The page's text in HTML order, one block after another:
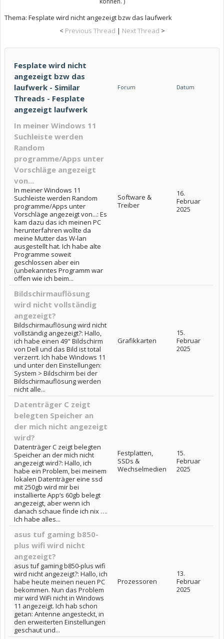
Thema: Fesplate wird nicht angezeigt bzw das laufwerk
< Previous Thread | Next Thread >
Fesplate wird nicht
angezeigt bzw das
laufwerk - Similar
Threads - Fesplate
angezeigt laufwerk
Forum Datum
In meiner Windows 11
Suchleiste werden
Random
programme/Apps unter
Vorschläge angezeigt
von...
In meiner Windows 11
Suchleiste werden Random
programme/Apps unter
Vorschläge angezeigt von...: Es
kam dazu das ich meinen PC
herunterfahren wollte da
meine Mutter das W-lan
ausgestellt hat. Ich habe alte
Programme soweit
geschlossen aber ein
(unbekanntes Programm war
offen wie ich beim...
Software &
Treiber
16.
Februar
2025
Bildschirmauflösung
wird nicht vollständig
angezeigt?
Bildschirmauflösung wird nicht
vollständig angezeigt?: Hallo,
ich habe einen 49" Bildschirm
von Dell und das Bild ist total
verzerrt. Ich habe Windows 11
und unter den Einstellungen:
System > Bildschirm bei der
Bildschirmauflösung werden
nicht alle...
Grafikkarten
15.
Februar
2025
Datenträger C zeigt
belegten Speicher an
der mich nicht angezeigt
wird?
Datenträger C zeigt belegten
Speicher an der mich nicht
angezeigt wird?: Hallo, ich
habe ein Problem, bei meinem
lokalen Datenträger eine ssd
mit 250gb wird mir bei
installierte App‘s 60gb belegt
angezeigt, aber wenn ich
danach schaue finde ich nix ….
Ich habe alles...
Festplatten,
SSDs &
Wechselmedien
15.
Februar
2025
asus tuf gaming b850-
plus wifi wird nicht
angezeigt?
asus tuf gaming b850-plus wifi
wird nicht angezeigt?: Hallo, ich
habe heute meinen neuen PC
bekommen. Nun das Problem
mir wird WiFi nicht in Windows
11 angezeigt. Ich hab schon
getan: Antenne angesteckt, in
den erweiterten Einstellungen
geschaut und...
Prozessoren
13.
Februar
2025